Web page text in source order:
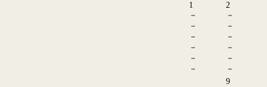
1
－
－
－
－
－
－
2
－
－
－
－
－
－
9